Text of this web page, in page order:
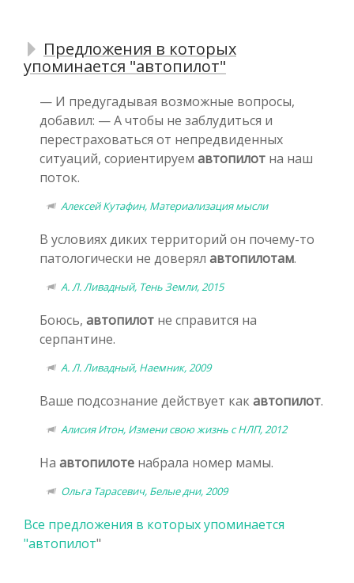
Предложения в которых
упоминается "автопилот"
— И предугадывая возможные вопросы,
добавил: — А чтобы не заблудиться и
перестраховаться от непредвиденных
ситуаций, сориентируем автопилот на наш
поток.
Алексей Кутафин, Материализация мысли
В условиях диких территорий он почему-то
патологически не доверял автопилотам.
А. Л. Ливадный, Тень Земли, 2015
Боюсь, автопилот не справится на
серпантине.
А. Л. Ливадный, Наемник, 2009
Ваше подсознание действует как автопилот.
Алисия Итон, Измени свою жизнь с НЛП, 2012
На автопилоте набрала номер мамы.
Ольга Тарасевич, Белые дни, 2009
Все предложения в которых упоминается
"автопилот"